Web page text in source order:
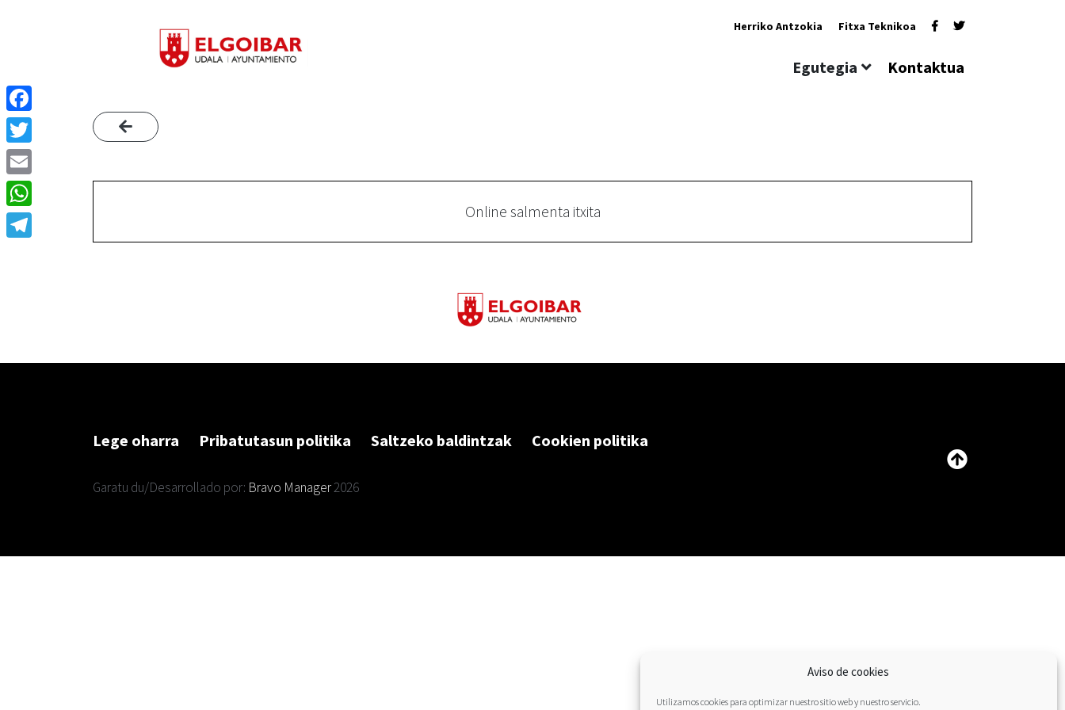
Aviso de cookies
Utilizamos cookies para optimizar nuestro sitio web y nuestro servicio.
Herriko Antzokia Fitxa Teknikoa
Egutegia Kontaktua
Online salmenta itxita
Lege oharra Pribatutasun politika Saltzeko baldintzak Cookien politika
Garatu du/Desarrollado por: Bravo Manager2026
Facebook
Twitter
Email
WhatsApp